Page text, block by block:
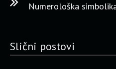
Numerološka
Slični postovi